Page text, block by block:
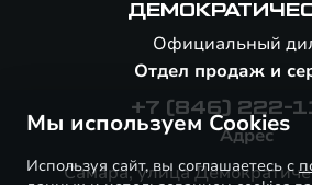
Официальный
Отдел продаж и
+7 (846) 222-
Адрес
Самара, улица
Мы используем Cookies
Используя сайт, вы соглашаетесь с